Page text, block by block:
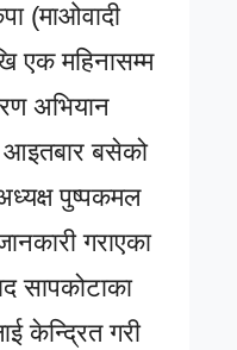
(माओवादी
एक महिनासम्म
अभियान
बसेको
पुष्पकमल
गराएका
सापकोटाका
केन्द्रित गरी